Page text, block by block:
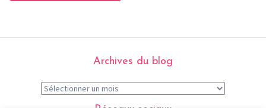
Archives du blog